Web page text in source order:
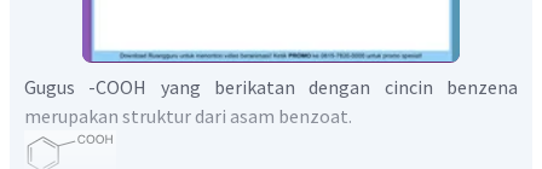
Gugus -COOH yang berikatan dengan cincin benzena
merupakan struktur dari asam benzoat.